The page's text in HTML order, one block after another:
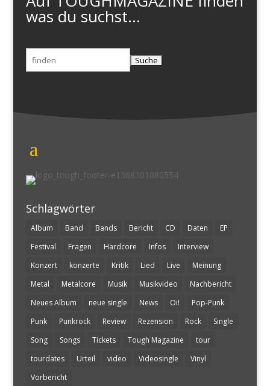
was du suchst...
Suchen
nach:
Schlagwörter
Album Band Bands Bericht CD Daten
EP
Festival
Fragen Hardcore Infos
Interview
Konzert
konzerte Kritik Lied Live
Meinung
Metal
Metalcore Musik Musikvideo
Nachbericht
Neues Album
neue single News Oi!
Pop-Punk
Punk
Punkrock Review Rezension Rock
Single
Song
Songs Tickets Tough Magazine
tour
tourdates
Urteil video Videosingle
Vinyl
Vorbericht